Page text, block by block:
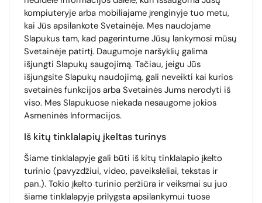
kompiuteryje arba mobiliajame įrenginyje tuo metu,
kai Jūs apsilankote Svetainėje. Mes naudojame
Slapukus tam, kad pagerintume Jūsų lankymosi mūsų
Svetainėje patirtį. Daugumoje naršyklių galima
išjungti Slapukų saugojimą. Tačiau, jeigu Jūs
išjungsite Slapukų naudojimą, gali neveikti kai kurios
svetainės funkcijos arba Svetainės Jums nerodyti iš
viso. Mes Slapukuose niekada nesaugome jokios
Asmeninės Informacijos.
Iš kitų tinklalapių įkeltas turinys
Šiame tinklalapyje gali būti iš kitų tinklalapio įkelto
turinio (pavyzdžiui, video, paveikslėliai, tekstas ir
pan.). Tokio įkelto turinio peržiūra ir veiksmai su juo
šiame tinklalapyje prilygsta apsilankymui tuose